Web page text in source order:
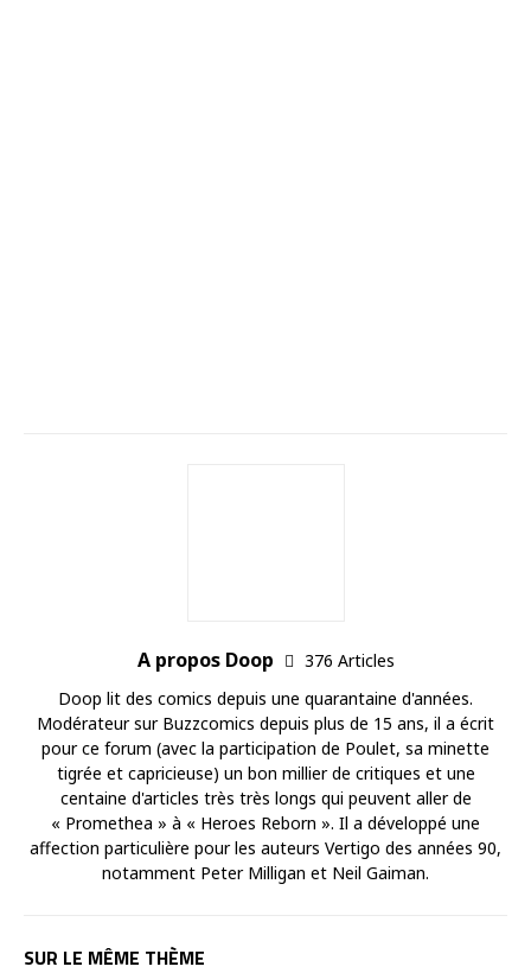
A propos Doop
376 Articles
Doop lit des comics depuis une quarantaine d'années.
Modérateur sur Buzzcomics depuis plus de 15 ans, il a écrit
pour ce forum (avec la participation de Poulet, sa minette
tigrée et capricieuse) un bon millier de critiques et une
centaine d'articles très très longs qui peuvent aller de
« Promethea » à « Heroes Reborn ». Il a développé une
affection particulière pour les auteurs Vertigo des années 90,
notamment Peter Milligan et Neil Gaiman.
SUR LE MÊME THÈME